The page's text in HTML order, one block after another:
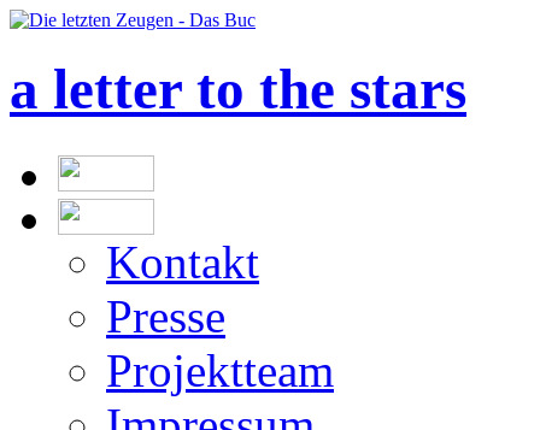
a letter to the stars
Kontakt
Presse
Projektteam
Impressum